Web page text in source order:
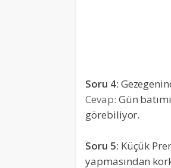
Soru 4:
Cevap: Gün
görebiliyor.
Soru 5: Küçük
yapmasından